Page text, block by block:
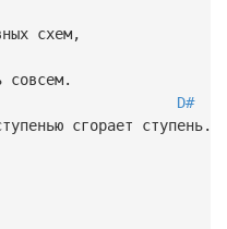
схем,
совсем.
D#
сгорает ступень.